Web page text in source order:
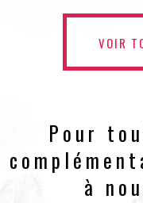
VOIR
Pour
à